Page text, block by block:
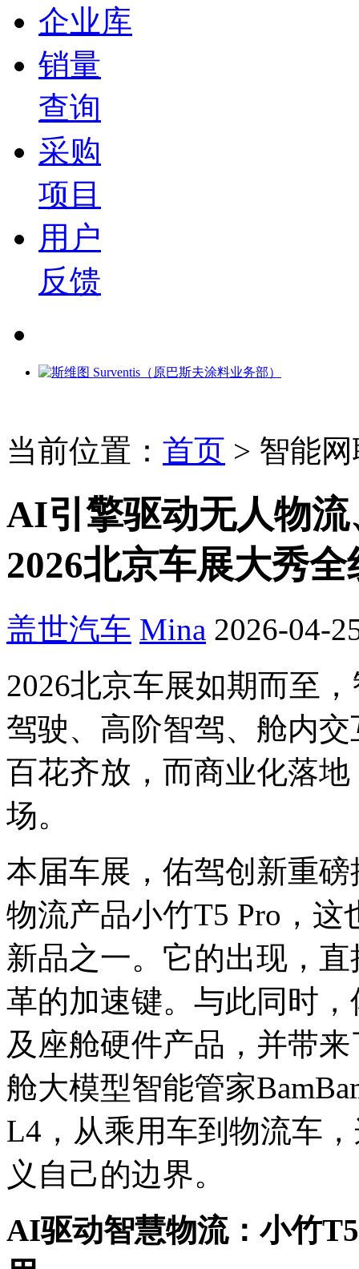
企业库
销量
查询
采购
项目
用户
反馈
当前位置： 首页 > 智能
AI引擎驱动无人物
2026北京车展大秀
盖世汽车 Mina 2026-04-
2026北京车展如期而至
驾驶、高阶智驾、舱内
百花齐放，而商业化落
场。
本届车展，佑驾创新重
物流产品小竹T5 Pro，
新品之一。它的出现，
革的加速键。与此同时
及座舱硬件产品，并带
舱大模型智能管家
L4，从乘用车到物流车
义自己的边界。
AI驱动智慧物流：小竹